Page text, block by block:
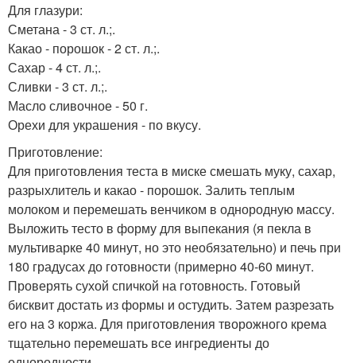
Для глазури:
Сметана - 3 ст. л.;.
Какао - порошок - 2 ст. л.;.
Сахар - 4 ст. л.;.
Сливки - 3 ст. л.;.
Масло сливочное - 50 г.
Орехи для украшения - по вкусу.
Приготовление:
Для приготовления теста в миске смешать муку, сахар,
разрыхлитель и какао - порошок. Залить теплым
молоком и перемешать венчиком в однородную массу.
Выложить тесто в форму для выпекания (я пекла в
мультиварке 40 минут, но это необязательно) и печь при
180 градусах до готовности (примерно 40-60 минут.
Проверять сухой спичкой на готовность. Готовый
бисквит достать из формы и остудить. Затем разрезать
его на 3 коржа. Для приготовления творожного крема
тщательно перемешать все ингредиенты до